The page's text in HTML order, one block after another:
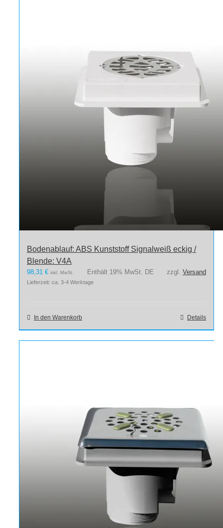
Bodenablauf: ABS Kunststoff Signalweiß eckig /
Blende: V4A
98,31 € inkl. MwSt. Enthält 19% MwSt. DE zzgl. Versand
Lieferzeit: ca. 3-4 Werktage
In den Warenkorb Details